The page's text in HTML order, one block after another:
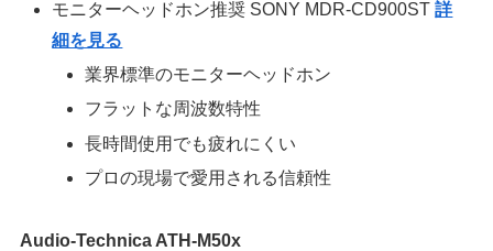
モニターヘッドホン推奨 SONY MDR-CD900ST詳
細を見る
業界標準のモニターヘッドホン
フラットな周波数特性
長時間使用でも疲れにくい
プロの現場で愛用される信頼性
Audio-Technica ATH-M50x